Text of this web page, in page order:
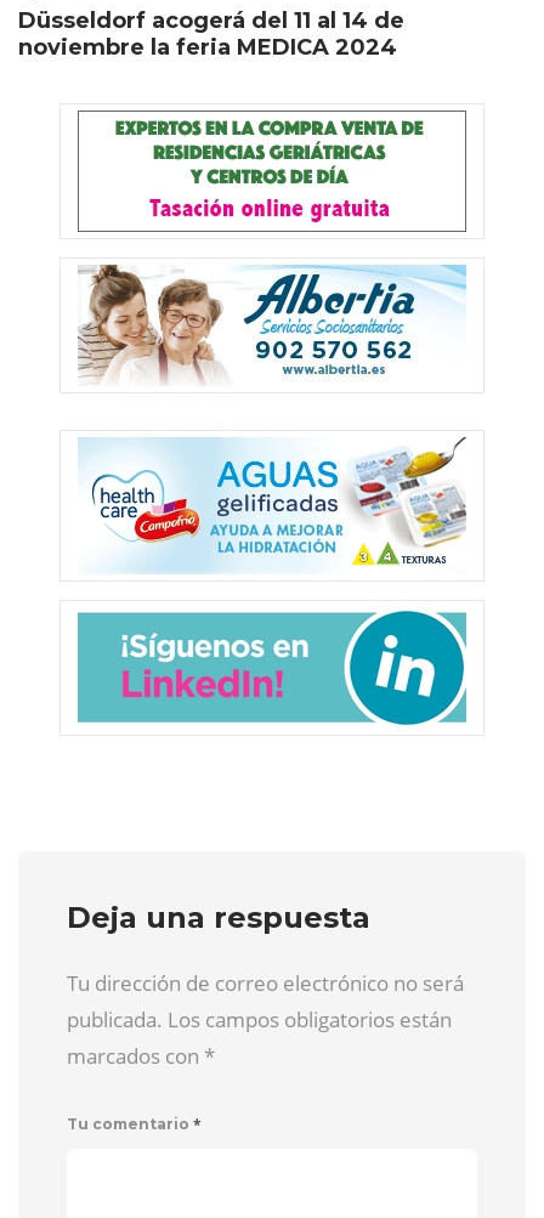
Düsseldorf acogerá del 11 al 14 de
noviembre la feria MEDICA 2024
Deja una respuesta
Tu dirección de correo electrónico no será
publicada. Los campos obligatorios están
marcados con *
Tu comentario *